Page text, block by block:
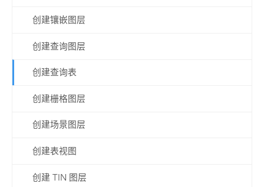
创建镶嵌图层
创建查询图层
创建查询表
创建栅格图层
创建场景图层
创建表视图
创建 TIN 图层